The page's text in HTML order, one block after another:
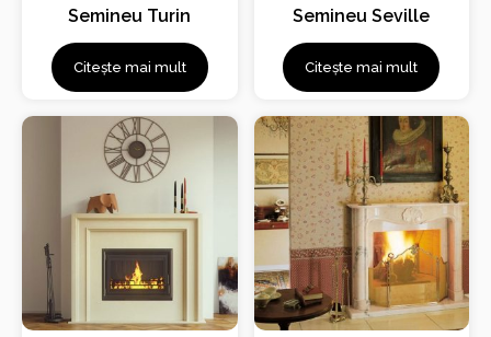
Semineu Turin
Citește mai mult
Semineu Seville
Citește mai mult